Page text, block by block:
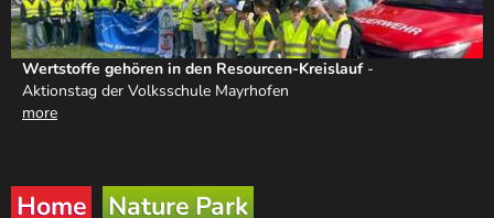
Wertstoffe gehören in den Resourcen-Kreislauf-
Aktionstag der Volksschule Mayrhofen
more
Home
Nature Park